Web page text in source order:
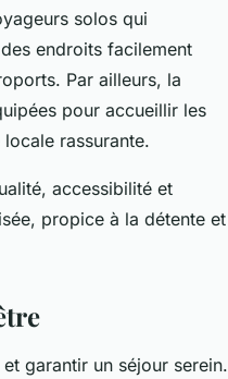
solos qui
endroits facilement
Par ailleurs, la
pour accueillir les
rassurante.
accessibilité et
propice à la détente et
garantir un séjour serein.